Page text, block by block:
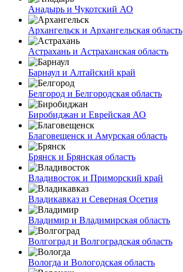
Анадырь и Чукотский АО
Архангельск и Архангельская область
Астрахань и Астраханская область
Барнаул и Алтайский край
Белгород и Белгородская область
Биробиджан и Еврейская АО
Благовещенск и Амурская область
Брянск и Брянская область
Владивосток и Приморский край
Владикавказ и Северная Осетия
Владимир и Владимирская область
Волгоград и Волгоградская область
Вологда и Вологодская область